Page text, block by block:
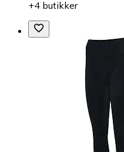
+4 butikker